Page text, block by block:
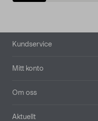
Sidfot
Kundservice
Mitt konto
Om oss
Aktuellt